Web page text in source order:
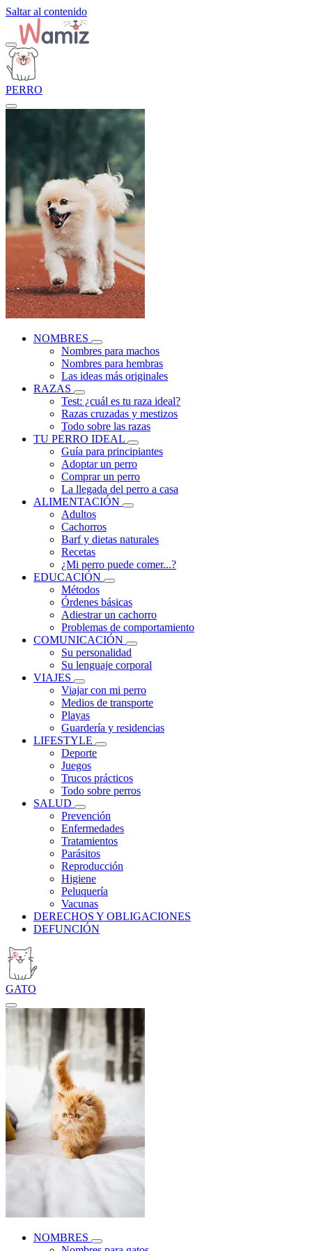
Saltar al contenido
PERRO
NOMBRES
Nombres para machos
Nombres para hembras
Las ideas más originales
RAZAS
Test: ¿cuál es tu raza ideal?
Razas cruzadas y mestizos
Todo sobre las razas
TU PERRO IDEAL
Guía para principiantes
Adoptar un perro
Comprar un perro
La llegada del perro a casa
ALIMENTACIÓN
Adultos
Cachorros
Barf y dietas naturales
Recetas
¿Mi perro puede comer...?
EDUCACIÓN
Métodos
Órdenes básicas
Adiestrar un cachorro
Problemas de comportamiento
COMUNICACIÓN
Su personalidad
Su lenguaje corporal
VIAJES
Viajar con mi perro
Medios de transporte
Playas
Guardería y residencias
LIFESTYLE
Deporte
Juegos
Trucos prácticos
Todo sobre perros
SALUD
Prevención
Enfermedades
Tratamientos
Parásitos
Reproducción
Higiene
Peluquería
Vacunas
DERECHOS Y OBLIGACIONES
DEFUNCIÓN
GATO
NOMBRES